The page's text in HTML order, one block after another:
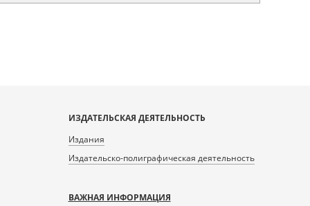
ИЗДАТЕЛЬСКАЯ ДЕЯТЕЛЬНОСТЬ
Издания
Издательско-полиграфическая деятельность
ВАЖНАЯ ИНФОРМАЦИЯ